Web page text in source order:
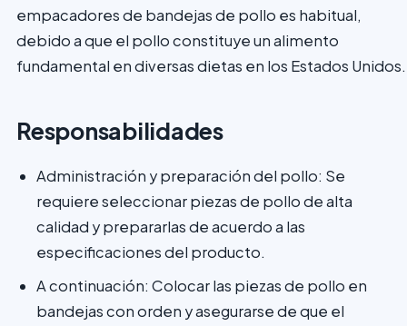
empacadores de bandejas de pollo es habitual,
debido a que el pollo constituye un alimento
fundamental en diversas dietas en los Estados Unidos.
Responsabilidades
Administración y preparación del pollo: Se
requiere seleccionar piezas de pollo de alta
calidad y prepararlas de acuerdo a las
especificaciones del producto.
A continuación: Colocar las piezas de pollo en
bandejas con orden y asegurarse de que el